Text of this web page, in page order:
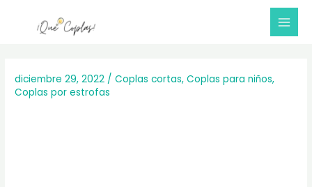
diciembre 29, 2022 /Coplas cortas,Coplas para niños,
Coplas por estrofas